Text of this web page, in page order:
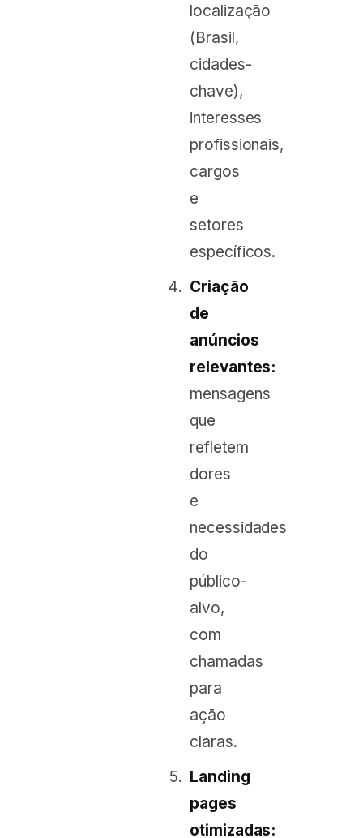
localização
(Brasil,
cidades-
chave),
interesses
profissionais,
cargos
e
setores
específicos.
Criação
de
anúncios
relevantes:
mensagens
que
refletem
dores
e
necessidades
do
público-
alvo,
com
chamadas
para
ação
claras.
Landing
pages
otimizadas: